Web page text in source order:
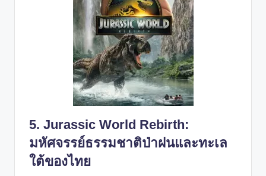
5. Jurassic World Rebirth:
มหัศจรรย์ธรรมชาติป่าฝนและทะเล
ใต้ของไทย